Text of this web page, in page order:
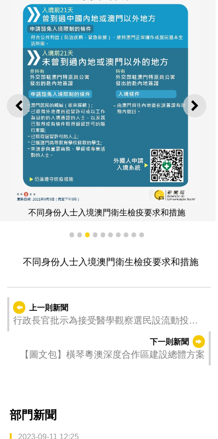
上一則 下一
不同身份人士入境澳門衛生檢疫要求和措施
1 2 3 4 5 6 7 8 9 10
不同身份人士入境澳門衛生檢疫要求和措施
上一則新聞
行政長官批示為接受醫學觀察選民設流動投票
下一則新聞
【圖文包】橫琴粵澳深度合作區建設總體方案
部門新聞
2023-09-11 12:25